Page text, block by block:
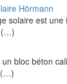
Hörmann
solaire est
(…)
bloc béton
(…)